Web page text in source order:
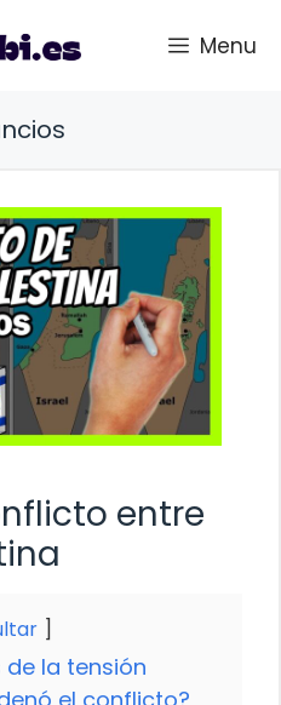
Menu
entre
la tensión